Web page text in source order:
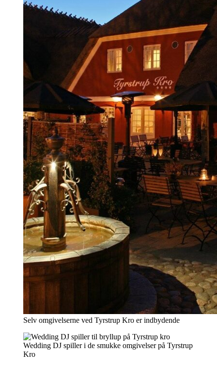
Selv omgivelserne ved Tyrstrup Kro er indbydende
Wedding DJ spiller i de smukke omgivelser på Tyrstrup
Kro